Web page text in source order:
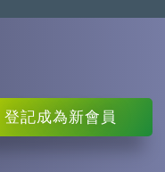
登記成為新會員